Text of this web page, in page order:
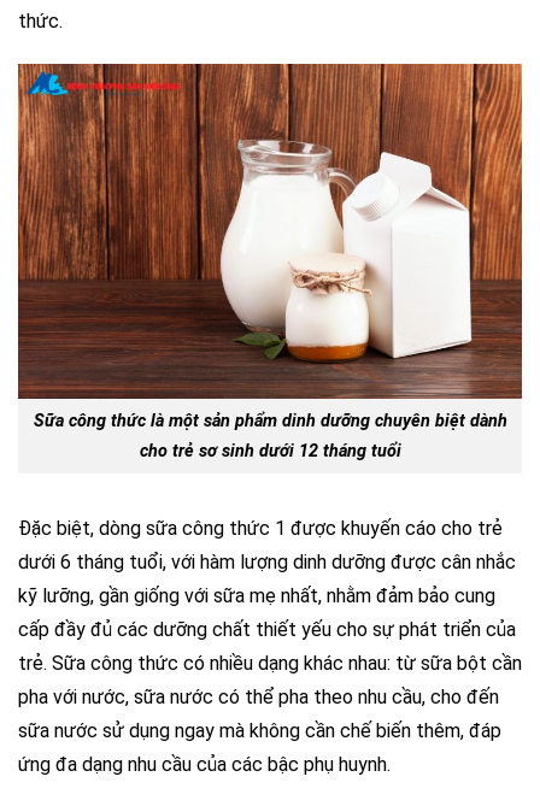
thức.
Sữa công thức là một sản phẩm dinh dưỡng chuyên biệt dành
cho trẻ sơ sinh dưới 12 tháng tuổi
Đặc biệt, dòng sữa công thức 1 được khuyến cáo cho trẻ
dưới 6 tháng tuổi, với hàm lượng dinh dưỡng được cân nhắc
kỹ lưỡng, gần giống với sữa mẹ nhất, nhằm đảm bảo cung
cấp đầy đủ các dưỡng chất thiết yếu cho sự phát triển của
trẻ. Sữa công thức có nhiều dạng khác nhau: từ sữa bột cần
pha với nước, sữa nước có thể pha theo nhu cầu, cho đến
sữa nước sử dụng ngay mà không cần chế biến thêm, đáp
ứng đa dạng nhu cầu của các bậc phụ huynh.